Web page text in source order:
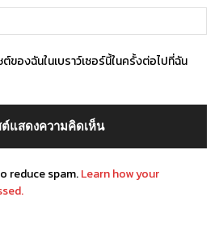
ของฉันในเบราว์เซอร์นี้ในครั้งต่อไปที่ฉัน
reduce spam.Learn how your